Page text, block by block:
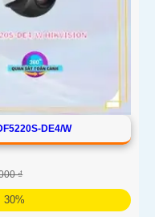
DE4/W
₫
30%